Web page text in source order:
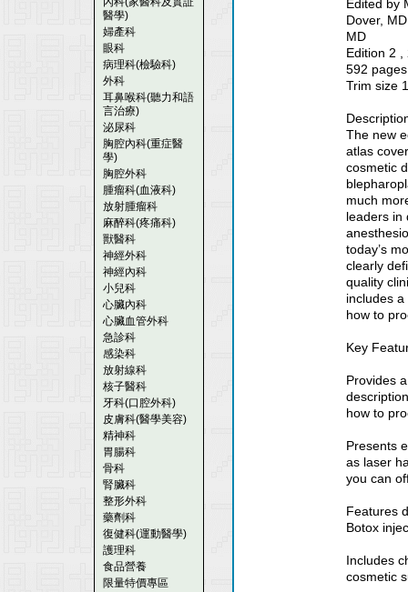
醫學)
婦產科
眼科
病理科(檢驗科)
外科
耳鼻喉科(聽力和語
言治療)
泌尿科
胸腔內科(重症醫
學)
胸腔外科
腫瘤科(血液科)
放射腫瘤科
麻醉科(疼痛科)
獸醫科
神經外科
神經內科
小兒科
心臟內科
心臟血管外科
急診科
感染科
放射線科
核子醫科
牙科(口腔外科)
皮膚科(醫學美容)
精神科
胃腸科
骨科
腎臟科
整形外科
藥劑科
復健科(運動醫學)
護理科
食品營養
限量特價專區
Edited by
Dover,
MD
Edition 2 ,
592
Trim size
The new
atlas
cosmetic
much
leaders in
today’s
clearly
quality
includes
how to
Key
Provides
how to
Presents
as laser
you can
Features
Botox
Includes
cosmetic